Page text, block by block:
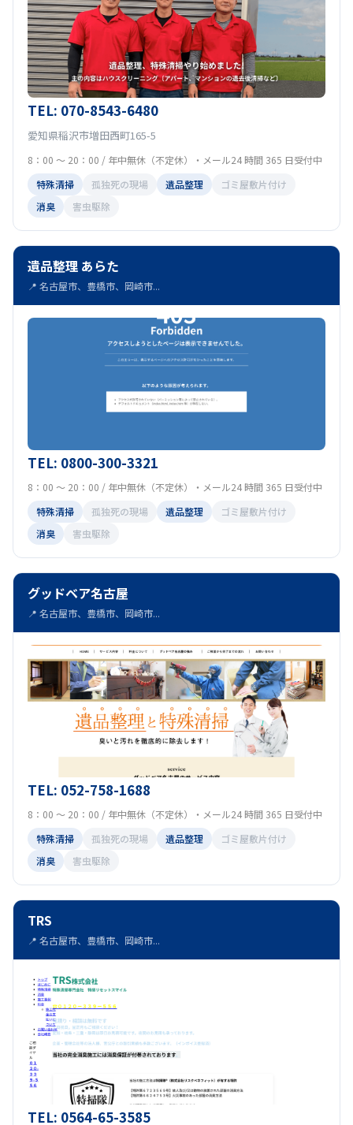
TEL: 070-8543-6480
愛知県稲沢市増田西町165-5
8：00 ～ 20：00 / 年中無休（不定休）・メール24 時間 365 日受付中
特殊清掃
孤独死の現場 遺品整理
ゴミ屋敷片付け
消臭
害虫駆除
遺品整理 あらた
📍 名古屋市、豊橋市、岡崎市...
TEL: 0800-300-3321
8：00 ～ 20：00 / 年中無休（不定休）・メール24 時間 365 日受付中
特殊清掃
孤独死の現場 遺品整理
ゴミ屋敷片付け
消臭
害虫駆除
グッドベア名古屋
📍 名古屋市、豊橋市、岡崎市...
TEL: 052-758-1688
8：00 ～ 20：00 / 年中無休（不定休）・メール24 時間 365 日受付中
特殊清掃
孤独死の現場 遺品整理
ゴミ屋敷片付け
消臭
害虫駆除
TRS
📍 名古屋市、豊橋市、岡崎市...
TEL: 0564-65-3585